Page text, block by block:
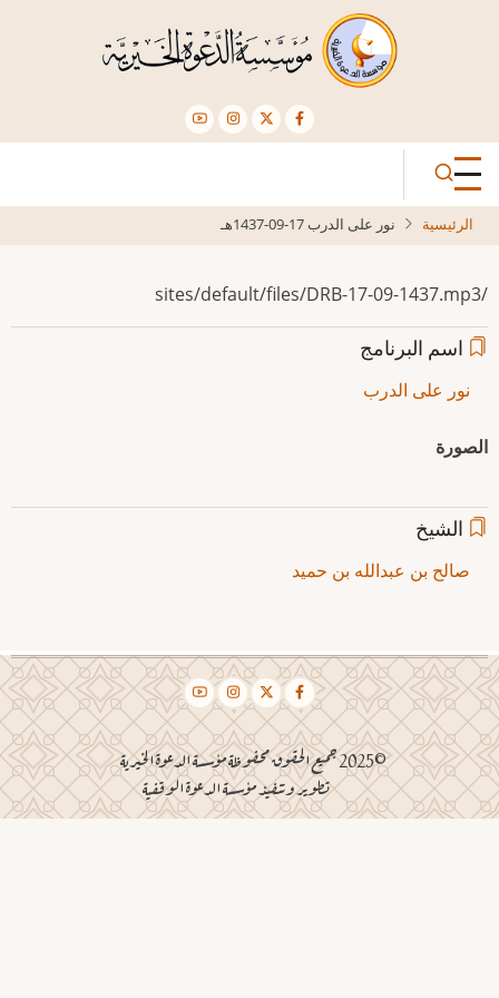
الرئيسية نور على الدرب 17-09-1437هـ
/sites/default/files/DRB-17-09-1437.mp3
اسم البرنامج
نور على الدرب
الصورة
الشيخ
صالح بن عبدالله بن حميد
©2025 جميع الحقوق محفوظة مؤسسة الدعوة الخيرية
تطوير وتنفيذ مؤسسة الدعوة الوقفية